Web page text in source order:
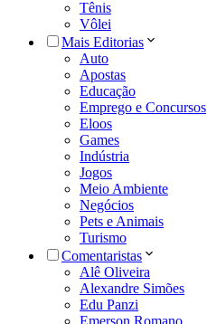
Tênis
Vôlei
Mais Editorias
Auto
Apostas
Educação
Emprego e Concursos
Eloos
Games
Indústria
Jogos
Meio Ambiente
Negócios
Pets e Animais
Turismo
Comentaristas
Alê Oliveira
Alexandre Simões
Edu Panzi
Emerson Romano